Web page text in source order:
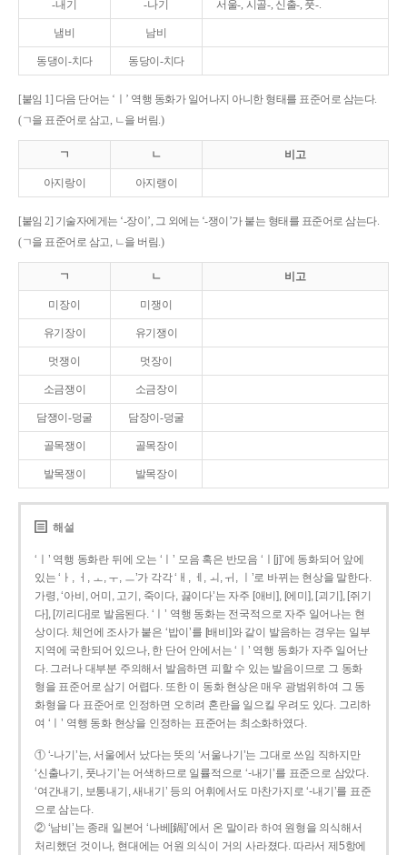
-내기 -나기 서울-, 시골-, 신출-, 풋-.
냄비 남비
동댕이-치다 동당이-치다
[붙임 1] 다음 단어는 ‘ㅣ’ 역행 동화가 일어나지 아니한 형태를 표준어로 삼는다.
(ㄱ을 표준어로 삼고, ㄴ을 버림.)
ㄱ ㄴ 비고
아지랑이 아지랭이
[붙임 2] 기술자에게는 ‘-장이’, 그 외에는 ‘-쟁이’가 붙는 형태를 표준어로 삼는다.
(ㄱ을 표준어로 삼고, ㄴ을 버림.)
ㄱ ㄴ 비고
미장이 미쟁이
유기장이 유기쟁이
멋쟁이 멋장이
소금쟁이 소금장이
담쟁이-덩굴 담장이-덩굴
골목쟁이 골목장이
발목쟁이 발목장이
해설
‘ㅣ’ 역행 동화란 뒤에 오는 ‘ㅣ’ 모음 혹은 반모음 ‘ㅣ[j]’에 동화되어 앞에
있는 ‘ㅏ, ㅓ, ㅗ, ㅜ, ㅡ’가 각각 ‘ㅐ, ㅔ, ㅚ, ㅟ, ㅣ’로 바뀌는 현상을 말한다.
가령, ‘아비, 어미, 고기, 죽이다, 끓이다’는 자주 [애비], [에미], [괴기], [쥐기
다], [끼리다]로 발음된다. ‘ㅣ’ 역행 동화는 전국적으로 자주 일어나는 현
상이다. 체언에 조사가 붙은 ‘밥이’를 [배비]와 같이 발음하는 경우는 일부
지역에 국한되어 있으나, 한 단어 안에서는 ‘ㅣ’ 역행 동화가 자주 일어난
다. 그러나 대부분 주의해서 발음하면 피할 수 있는 발음이므로 그 동화
형을 표준어로 삼기 어렵다. 또한 이 동화 현상은 매우 광범위하여 그 동
화형을 다 표준어로 인정하면 오히려 혼란을 일으킬 우려도 있다. 그리하
여 ‘ㅣ’ 역행 동화 현상을 인정하는 표준어는 최소화하였다.
① ‘-나기’는, 서울에서 났다는 뜻의 ‘서울나기’는 그대로 쓰임 직하지만
‘신출나기, 풋나기’는 어색하므로 일률적으로 ‘-내기’를 표준으로 삼았다.
‘여간내기, 보통내기, 새내기’ 등의 어휘에서도 마찬가지로 ‘-내기’를 표준
으로 삼는다.
② ‘남비’는 종래 일본어 ‘나베[鍋]’에서 온 말이라 하여 원형을 의식해서
처리했던 것이나, 현대에는 어원 의식이 거의 사라졌다. 따라서 제5항에